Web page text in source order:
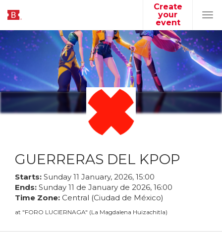
Create
your
event
GUERRERAS DEL KPOP
Starts: Sunday 11 January, 2026, 15:00
Ends: Sunday 11 de January de 2026, 16:00
Time Zone: Central (Ciudad de México)
at "FORO LUCIERNAGA" (La Magdalena Huizachitla)